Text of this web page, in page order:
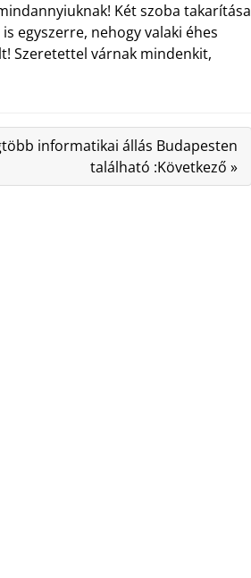
Két szoba takarítása
egyszerre, nehogy valaki éhes
Szeretettel várnak mindenkit,
informatikai állás Budapesten
található :Következő »